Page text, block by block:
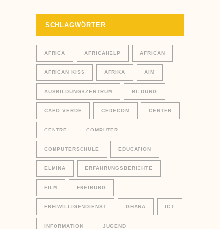
SCHLAGWÖRTER
AFRICA AFRICAHELP AFRICAN
AFRICAN KISS AFRIKA AIM
AUSBILDUNGSZENTRUM BILDUNG
CABO VERDE CEDECOM CENTER
CENTRE COMPUTER
COMPUTERSCHULE EDUCATION
ELMINA ERFAHRUNGSBERICHTE
FILM FREIBURG
FREIWILLIGENDIENST GHANA ICT
INFORMATION JUGEND